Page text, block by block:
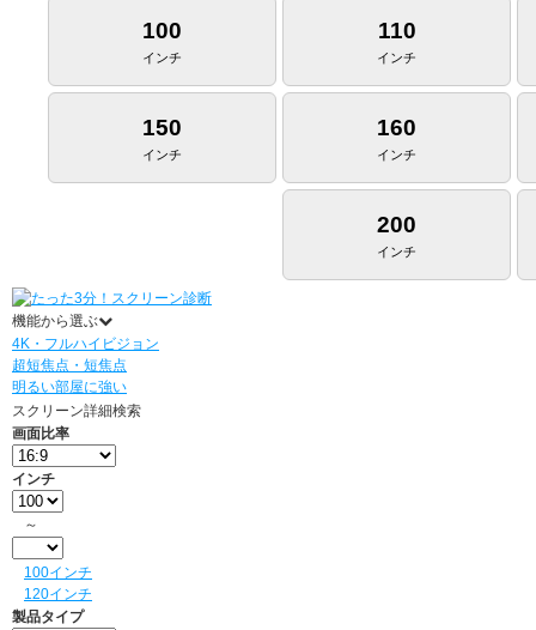
100
インチ
110
インチ
150
インチ
160
インチ
200
インチ
機能から選ぶ
4K・フルハイビジョン
超短焦点・短焦点
明るい部屋に強い
スクリーン詳細検索
画面比率
インチ
～
100インチ
120インチ
製品タイプ